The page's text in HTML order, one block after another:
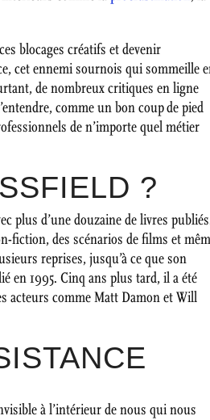
blocages créatifs et devenir
cet ennemi sournois qui sommeille
de nombreux critiques en ligne
comme un bon coup de pied
de n’importe quel métier
?
plus d’une douzaine de livres
fiction, des scénarios de films et
reprises, jusqu’à ce que son
en 1995. Cinq ans plus tard, il a été
acteurs comme Matt Damon et Will
à l’intérieur de nous qui nous